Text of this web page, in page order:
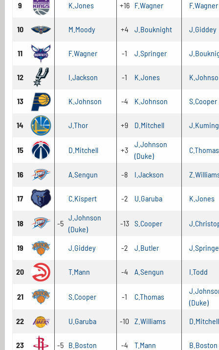
9 K.Jones +16 F.Wagner F.Wagner
10 M.Moody +4 J.Bouknight J.Giddey
11 F.Wagner -1 J.Springer
12 I.Jackson -1 K.Jones
13 K.Johnson -4 K.Johnson S.Cooper
14 J.Thor +9 D.Mitchell
15 D.Mitchell +3
J.Johnson
(Duke)
C.Thomas
16 A.Sengun -8 I.Jackson
17 C.Kispert -2 U.Garuba K.Jones
18 -5
J.Johnson
(Duke)
-13 S.Cooper
19 J.Giddey -2 J.Butler
20 T.Mann -4 A.Sengun I.Todd
21 S.Cooper -1 C.Thomas
(Duke)
22
U.Garuba -10 Z.Williams D.Mitchell
23 -5 B.Boston -4 T.Mann B.Boston